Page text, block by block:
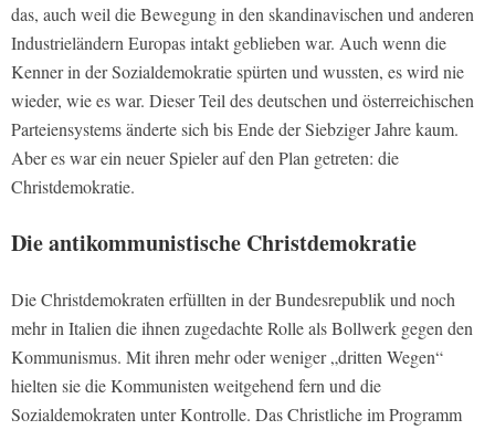
das, auch weil die Bewegung in den skandinavischen und anderen
Industrieländern Europas intakt geblieben war. Auch wenn die
Kenner in der Sozialdemokratie spürten und wussten, es wird nie
wieder, wie es war. Dieser Teil des deutschen und österreichischen
Parteiensystems änderte sich bis Ende der Siebziger Jahre kaum.
Aber es war ein neuer Spieler auf den Plan getreten: die
Christdemokratie.
Die antikommunistische Christdemokratie
Die Christdemokraten erfüllten in der Bundesrepublik und noch
mehr in Italien die ihnen zugedachte Rolle als Bollwerk gegen den
Kommunismus. Mit ihren mehr oder weniger „dritten Wegen“
hielten sie die Kommunisten weitgehend fern und die
Sozialdemokraten unter Kontrolle. Das Christliche im Programm